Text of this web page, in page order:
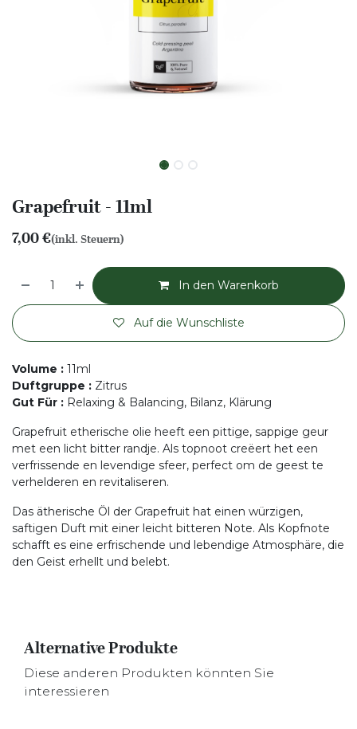
Grapefruit - 11ml
7,00€(inkl. Steuern)
In den Warenkorb
Auf die Wunschliste
Volume : 11ml
Duftgruppe : Zitrus
Gut Für : Relaxing & Balancing, Bilanz, Klärung
Grapefruit etherische olie heeft een pittige, sappige geur
met een licht bitter randje. Als topnoot creëert het een
verfrissende en levendige sfeer, perfect om de geest te
verhelderen en revitaliseren.
Das ätherische Öl der Grapefruit hat einen würzigen,
saftigen Duft mit einer leicht bitteren Note. Als Kopfnote
schafft es eine erfrischende und lebendige Atmosphäre, die
den Geist erhellt und belebt.
Alternative Produkte
Diese anderen Produkten könnten Sie
interessieren